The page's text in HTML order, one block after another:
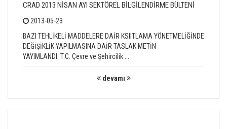
CRAD 2013 NİSAN AYI SEKTÖREL BİLGİLENDİRME BÜLTENİ
2013-05-23
BAZI TEHLİKELİ MADDELERE DAİR KSIITLAMA YÖNETMELİĞİNDE
DEĞİŞİKLİK YAPILMASINA DAİR TASLAK METİN
YAYIMLANDI. T.C. Çevre ve Şehircilik ...
devamı